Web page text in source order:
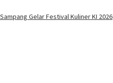
Gelar Festival Kuliner KI 2026